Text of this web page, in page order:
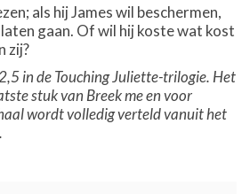
als hij James wil beschermen,
gaan. Of wil hij koste wat kost
zij?
in de Touching Juliette-trilogie. Het
stuk van Breek me en voor
wordt volledig verteld vanuit het